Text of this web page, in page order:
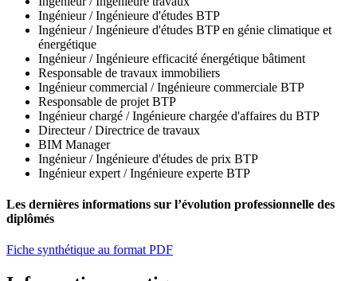
Ingénieur / Ingénieure d'études BTP
Ingénieur / Ingénieure d'études BTP en génie climatique et
énergétique
Ingénieur / Ingénieure efficacité énergétique bâtiment
Responsable de travaux immobiliers
Ingénieur commercial / Ingénieure commerciale BTP
Responsable de projet BTP
Ingénieur chargé / Ingénieure chargée d'affaires du BTP
Directeur / Directrice de travaux
BIM Manager
Ingénieur / Ingénieure d'études de prix BTP
Ingénieur expert / Ingénieure experte BTP
Les dernières informations sur l’évolution professionnelle des
diplômés
Fiche synthétique au format PDF